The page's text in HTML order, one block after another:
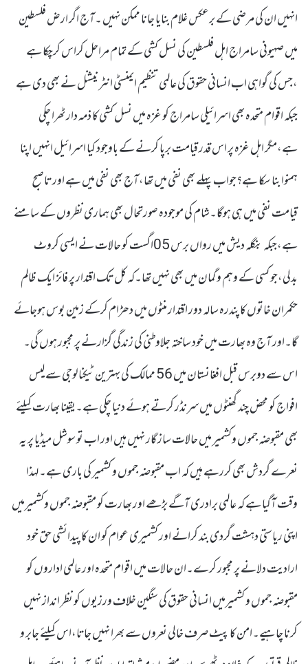
انہیں ان کی مرضی کے برعکس غلام بنایا جانا ممکن نہیں ۔آج اگر ارض فلسطین
میں صہیونی سامراج اہل فلسطین کی نسل کشی کے تمام مراحل کراس کرچکا ہے
،جس کی گواہی اب انسانی حقوق کی عالمی تنظیم ایمنسٹی انٹر نیشنل نے بھی دی ہے
جبکہ اقوام متحدہ بھی اسرائیلی سامراج کو غزہ میں نسل کشی کا ذمہ دار ٹھرا چکی
ہے،مگر اہل غزہ پر اس قدر قیامت برپا کرنے کے باوجود کیا اسرائیل انہیں اپنا
ہمنوا بنا سکا ہے؟جواب پہلے بھی نفی میں تھا،آج بھی نفی میں ہے اور تاصبح
قیامت نفی میں ہی ہوگا۔شام کی موجودہ صورتحال بھی ہماری نظروں کے سامنے
ہے،جبکہ بنگلہ دیش میں رواں برس 05اگست کو حالات نے ایسی کروٹ
بدلی،جو کسی کے وہم و گمان میں بھی نہیں تھا۔کہ کل تک اقتدار پر فائز ایک ظالم
حکمران خاتوں کا پندرہ سالہ دور اقتدار منٹوں میں دھڑام کرکے زمین بوس ہوجائے
گا۔اور آج وہ بھارت میں خود ساختہ جلاوطنی کی زندگی گزارنے پر مجبور ہوں گی۔
اس سے دوبرس قبل افغانستان میں 56 ممالک کی بہترین ٹیکنالوجی سے لیس
افواج کو محض چند گھنٹوں میں سرنڈر کرتے ہوئے دنیا چکی ہے۔یقینا بھارت کیلئے
بھی مقبوضہ جموں وکشمیر میں حالات ساز گار نہیں ہیں اور اب تو سوشل میڈیا پر یہ
نعرے گردش بھی کررہے ہیں کہ اب مقبوضہ جموں و کشمیر کی باری ہے۔ لہذا
وقت آگیا ہے کہ عالمی برادری آگے بڑھے اور بھارت کو مقبوضہ جموں وکشمیرمیں
اپنی ریاستی دہشت گردی بند کرانے اور کشمیری عوام کو ان کا پیدائشی حق خود
ارادیت دلانے پر مجبور کرے۔ان حالات میں اقوام متحدہ اور عالمی اداروں کو
مقبوضہ جموں و کشمیرمیں انسانی حقوق کی سنگین خلاف ورزیوں کو نظر انداز نہیں
کرنا چاہیے۔امن کا پیٹ صرف خالی نعروں سے بھرا نہیں جاتا،اس کیلئے جابر و